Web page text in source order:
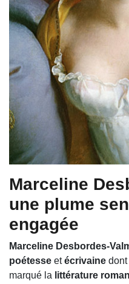
Marceline
une plume
engagée
Marceline Desbordes-
poétesse etécrivaine dont
marqué la littérature